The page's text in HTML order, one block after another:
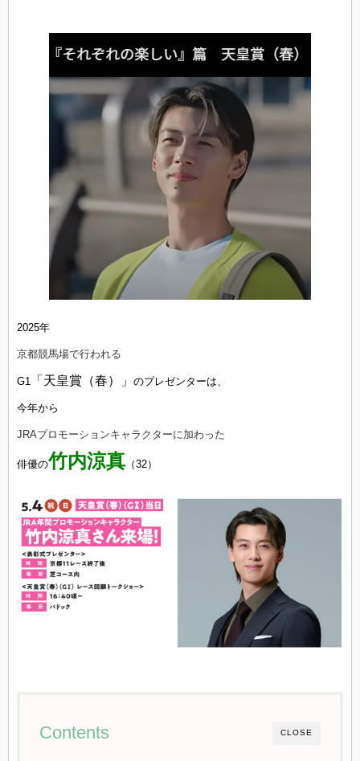
2025年
京都競馬場で行われる
G1 「天皇賞（春）」 のプレゼンターは、
今年から
JRAプロモーションキャラクターに加わった
俳優の竹内涼真 （32）
CLOSE
Contents